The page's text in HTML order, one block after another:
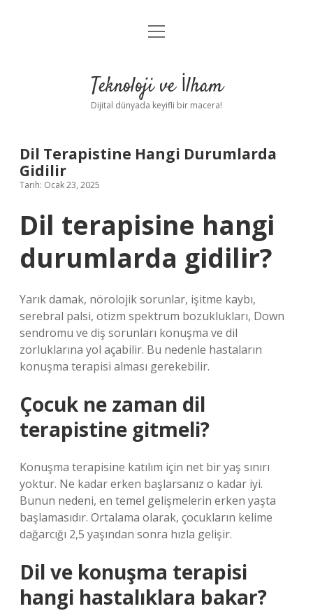
Anasayfa
Yasal Uyarı
menüyü
Teknoloji ve İlham
Dijital dünyada keyifli bir macera!
Dil Terapistine Hangi Durumlarda
Gidilir
Tarih: Ocak 23, 2025
Dil terapisine hangi
durumlarda gidilir?
Yarık damak, nörolojik sorunlar, işitme kaybı,
serebral palsi, otizm spektrum bozuklukları, Down
sendromu ve diş sorunları konuşma ve dil
zorluklarına yol açabilir. Bu nedenle hastaların
konuşma terapisi alması gerekebilir.
Çocuk ne zaman dil
terapistine gitmeli?
Konuşma terapisine katılım için net bir yaş sınırı
yoktur. Ne kadar erken başlarsanız o kadar iyi.
Bunun nedeni, en temel gelişmelerin erken yaşta
başlamasıdır. Ortalama olarak, çocukların kelime
dağarcığı 2,5 yaşından sonra hızla gelişir.
Dil ve konuşma terapisi
hangi hastalıklara bakar?